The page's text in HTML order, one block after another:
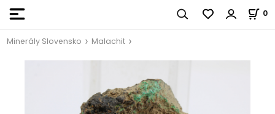
0
Minerály Slovensko Malachit